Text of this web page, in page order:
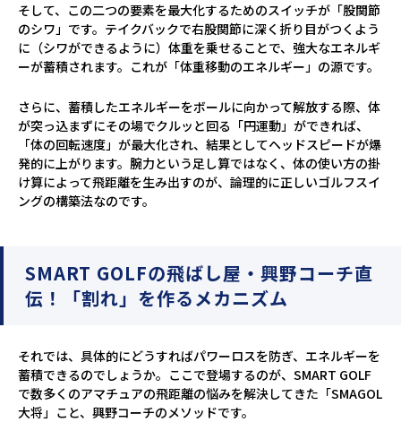
そして、この二つの要素を最大化するためのスイッチが「股関節
のシワ」です。テイクバックで右股関節に深く折り目がつくよう
に（シワができるように）体重を乗せることで、強大なエネルギ
ーが蓄積されます。これが「体重移動のエネルギー」の源です。
さらに、蓄積したエネルギーをボールに向かって解放する際、体
が突っ込まずにその場でクルッと回る「円運動」ができれば、
「体の回転速度」が最大化され、結果としてヘッドスピードが爆
発的に上がります。腕力という足し算ではなく、体の使い方の掛
け算によって飛距離を生み出すのが、論理的に正しいゴルフスイ
ングの構築法なのです。
SMART GOLFの飛ばし屋・興野コーチ直
伝！「割れ」を作るメカニズム
それでは、具体的にどうすればパワーロスを防ぎ、エネルギーを
蓄積できるのでしょうか。ここで登場するのが、SMART GOLF
で数多くのアマチュアの飛距離の悩みを解決してきた「SMAGOL
大将」こと、興野コーチのメソッドです。